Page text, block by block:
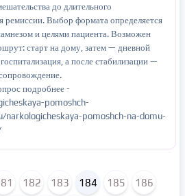
до длительного
ремиссии. Выбор формата определяется
и целями пациента. Возможен
старт на дому, затем — дневной
а после стабилизации —
подробнее -
pomoshch-
narkologicheskaya-pomoshch-na-domu-
182 183 184 185 186